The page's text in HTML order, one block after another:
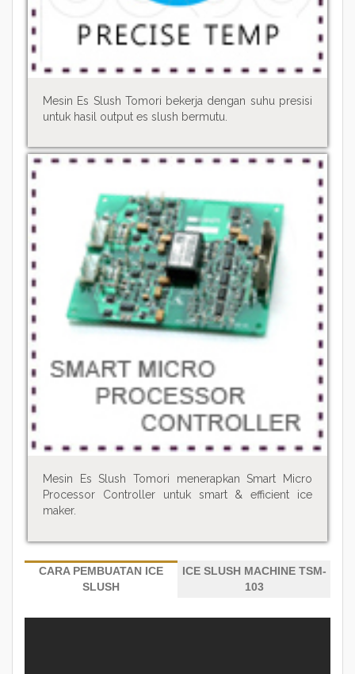
Mesin Es Slush Tomori bekerja dengan suhu presisi
untuk hasil output es slush bermutu.
Mesin Es Slush Tomori menerapkan Smart Micro
Processor Controller untuk smart & efficient ice
maker.
CARA PEMBUATAN ICE
SLUSH
ICE SLUSH MACHINE TSM-
103